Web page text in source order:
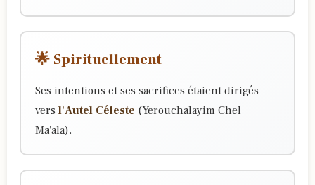
🌟 Spirituellement
Ses intentions et ses sacrifices étaient dirigés
vers l'Autel Céleste (Yerouchalayim Chel
Ma'ala).